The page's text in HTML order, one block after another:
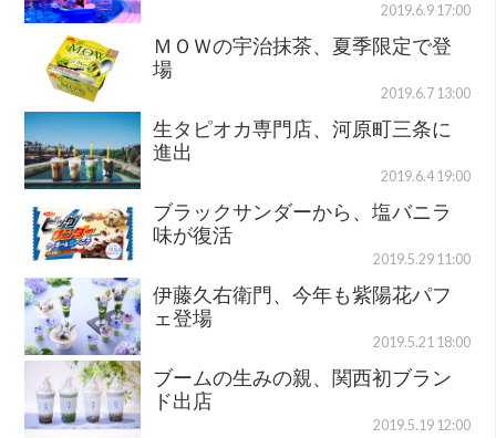
2019.6.9 17:00
ＭＯＷの宇治抹茶、夏季限定で登
場
2019.6.7 13:00
生タピオカ専門店、河原町三条に
進出
2019.6.4 19:00
ブラックサンダーから、塩バニラ
味が復活
2019.5.29 11:00
伊藤久右衛門、今年も紫陽花パフ
ェ登場
2019.5.21 18:00
ブームの生みの親、関西初ブラン
ド出店
2019.5.19 12:00